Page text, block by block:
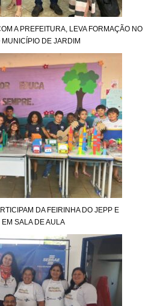
A PREFEITURA, LEVA FORMAÇÃO NO
DE JARDIM
DA FEIRINHA DO JEPP E
SALA DE AULA